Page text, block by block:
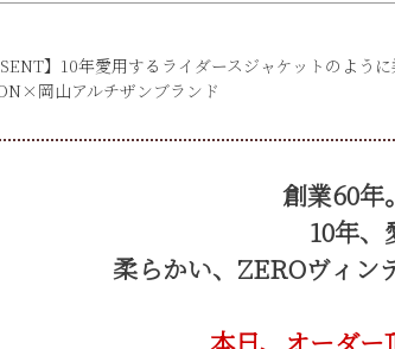
】10年愛用するライダースジャケットのよ
岡山アルチザンブランド
創業60年
10年、
柔らかい、ZEROヴィン